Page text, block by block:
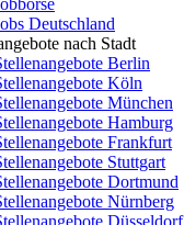
Deutschland
nach Stadt
Berlin
Köln
München
Hamburg
Frankfurt
Stuttgart
Dortmund
Nürnberg
Düsseldorf